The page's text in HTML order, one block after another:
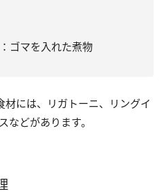
ゴマを入れた煮物
には、リガトーニ、リングイ
などがあります。